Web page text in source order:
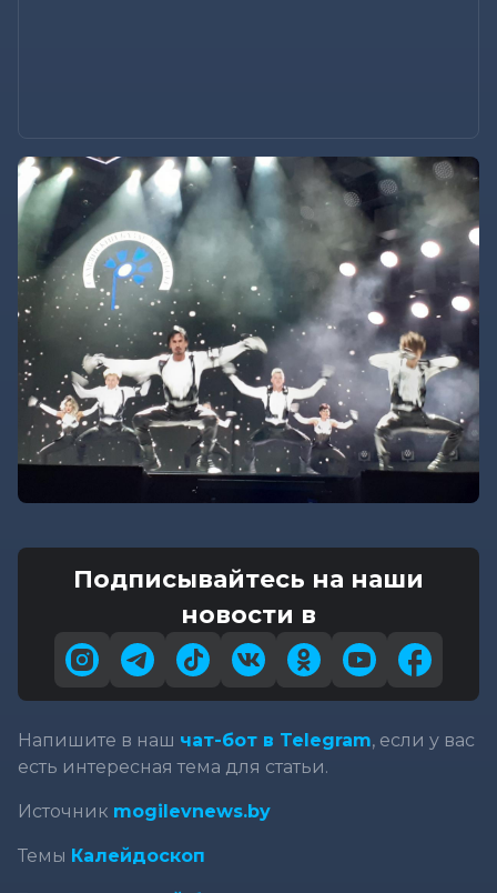
Подписывайтесь на наши
новости в
Напишите в наш чат-бот в Telegram, если у вас
есть интересная тема для статьи.
Источник mogilevnews.by
Темы Калейдоскоп